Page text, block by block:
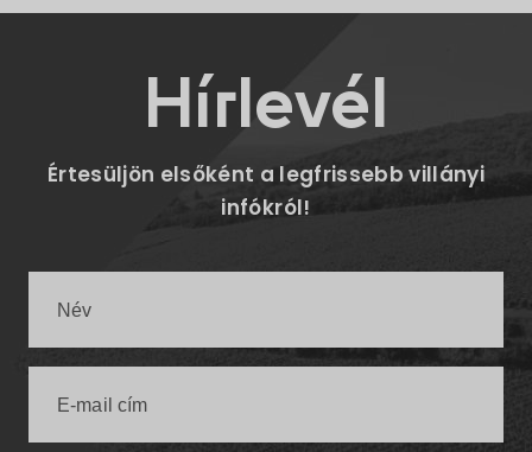
Hírlevél
Értesüljön elsőként a legfrissebb villányi
infókról!